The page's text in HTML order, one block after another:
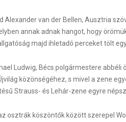
Alexander van der Bellen, Ausztria
annak adnak hangot, hogy
majd ihletadó perceket tölt
Ludwig, Bécs polgármestere
közönségéhez, s mivel a zene
Strauss- és Lehár-zene egyre
osztrák köszöntők között szerepel